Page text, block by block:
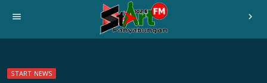
menu chevron_right
START NEWS